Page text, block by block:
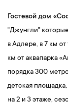
Гостевой дом
"Джунгли"
в Адлере, в 7 км
км от аквапарка
порядка 300
детская
на 2 и 3 этаже,